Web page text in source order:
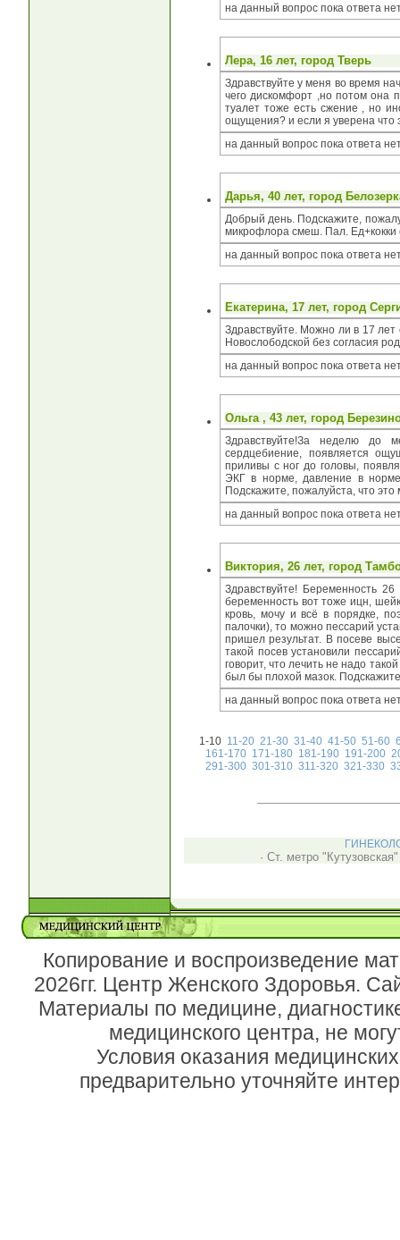
на данный вопрос пока ответа
Лера, 16 лет, город Тверь
Здравствуйте у меня во время
чего дискомфорт ,но потом она
туалет тоже есть сжение , но
ощущения? и если я уверена что
на данный вопрос пока ответа
Дарья, 40 лет, город
Добрый день. Подскажите,
микрофлора смеш. Пал.
на данный вопрос пока ответа
Екатерина, 17 лет, город
Здравствуйте. Можно ли в 17 лет
Новослободской без согласия
на данный вопрос пока ответа
Ольга , 43 лет, город
Здравствуйте!За неделю до
сердцебиение, появляется
приливы с ног до головы,
ЭКГ в норме, давление в
Подскажите, пожалуйста, что
на данный вопрос пока ответа
Виктория, 26 лет, город
Здравствуйте! Беременность
беременность вот тоже ицн,
кровь, мочу и всё в порядке,
палочки), то можно пессарий
пришел результат. В посеве
такой посев установили
говорит, что лечить не надо
был бы плохой мазок.
на данный вопрос пока ответа
1-10 11-20 21-30 31-40 41-50 51-60
161-170 171-180 181-190 191-200
291-300 301-310 311-320 321-330
· Ст. метро " Кутузовская"
Копирование и воспроизведение
2026гг. Центр Женского Здоровья.
Материалы по медицине,
медицинского центра, не
Условия оказания
предварительно уточняйте